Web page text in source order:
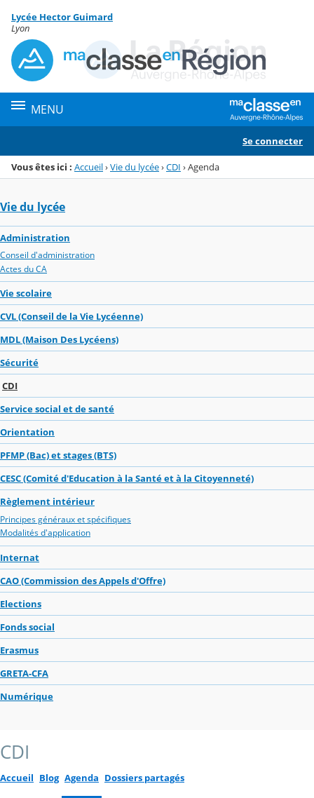
Menu de la rubrique
Contenu
Lycée Hector Guimard
Lyon
MENU
Se connecter
Vous êtes ici : Accueil›Vie du lycée›CDI ›Agenda
Vie du lycée
Administration
Conseil d'administration
Actes du CA
Vie scolaire
CVL (Conseil de la Vie Lycéenne)
MDL (Maison Des Lycéens)
Sécurité
CDI
Service social et de santé
Orientation
PFMP (Bac) et stages (BTS)
CESC (Comité d'Education à la Santé et à la Citoyenneté)
Règlement intérieur
Principes généraux et spécifiques
Modalités d'application
Internat
CAO (Commission des Appels d'Offre)
Elections
Fonds social
Erasmus
GRETA-CFA
Numérique
CDI
Accueil Blog Agenda Dossiers partagés